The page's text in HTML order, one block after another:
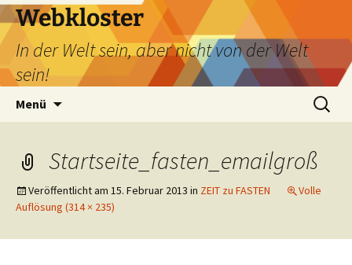
Webkloster
In der Welt sein, aber nicht von der Welt
sein!
Menü
Suchen
nach:
Startseite_fasten_emailgroß
Veröffentlicht am 15. Februar 2013 in ZEIT zu FASTEN
Volle
Auflösung (314 × 235)